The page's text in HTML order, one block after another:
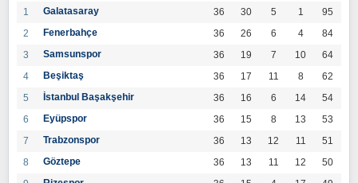
1 Galatasaray 36 30 5 1
95
2
Fenerbahçe 36 26 6 4
84
3
Samsunspor 36 19 7 10
64
4
Beşiktaş 36 17 11 8
62
5
İstanbul Başakşehir 36 16 6 14
54
6
Eyüpspor 36 15 8 13
53
7
Trabzonspor 36 13 12 11
51
8
Göztepe 36 13 11 12
50